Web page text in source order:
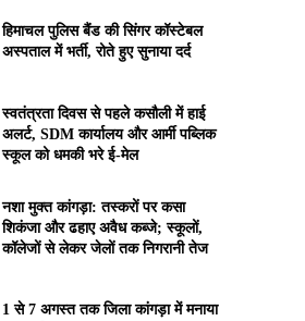
हिमाचल पुलिस बैंड की सिंगर कॉस्टेबल
अस्पताल में भर्ती, रोते हुए सुनाया दर्द
स्वतंत्रता दिवस से पहले कसौली में हाई
अलर्ट, SDM कार्यालय और आर्मी पब्लिक
स्कूल को धमकी भरे ई-मेल
नशा मुक्त कांगड़ा: तस्करों पर कसा
शिकंजा और ढहाए अवैध कब्जे; स्कूलों,
कॉलेजों से लेकर जेलों तक निगरानी तेज
1 से 7 अगस्त तक जिला कांगड़ा में मनाया